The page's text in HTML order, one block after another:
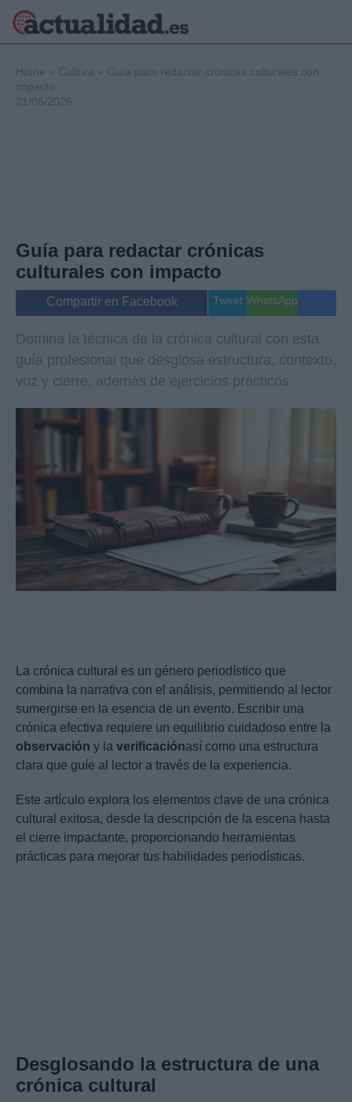
Internacional
Viajes
Gente
Musica
Home » Cultura » Guía para redactar crónicas culturales con
impacto
21/06/2026
Guía para redactar crónicas
culturales con impacto
Compartir en Facebook Tweet WhatsApp
Domina la técnica de la crónica cultural con esta
guía profesional que desglosa estructura, contexto,
voz y cierre, además de ejercicios prácticos
La crónica cultural es un género periodístico que
combina la narrativa con el análisis, permitiendo al lector
sumergirse en la esencia de un evento. Escribir una
crónica efectiva requiere un equilibrio cuidadoso entre la
observación y la verificaciónasí como una estructura
clara que guíe al lector a través de la experiencia.
Este artículo explora los elementos clave de una crónica
cultural exitosa, desde la descripción de la escena hasta
el cierre impactante, proporcionando herramientas
prácticas para mejorar tus habilidades periodísticas.
Desglosando la estructura de una
crónica cultural